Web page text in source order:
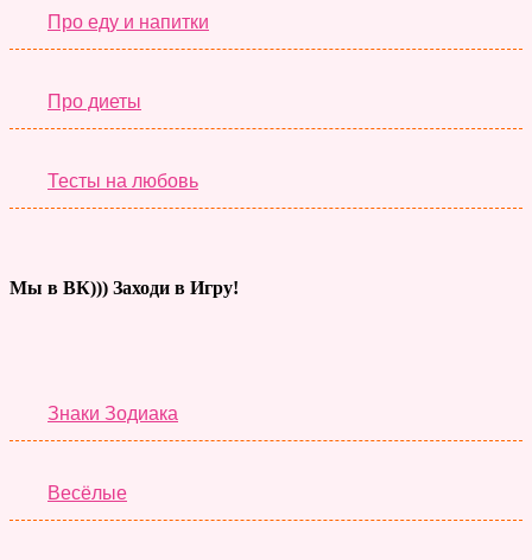
Про еду и напитки
Про диеты
Тесты на любовь
Мы в ВК))) Заходи в Игру!
Знаки Зодиака
Весёлые